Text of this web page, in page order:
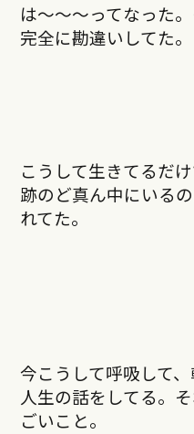
は～～～ってなった
完全に勘違いしてた。
こうして生きてるだ
跡のど真ん中にいる
れてた。
今こうして呼吸して
人生の話をしてる。
ごいこと。